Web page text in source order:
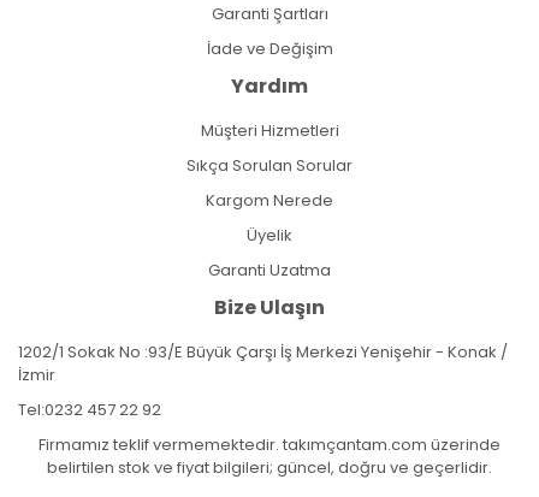
Garanti Şartları
İade ve Değişim
Yardım
Müşteri Hizmetleri
Sıkça Sorulan Sorular
Kargom Nerede
Üyelik
Garanti Uzatma
Bize Ulaşın
1202/1 Sokak No :93/E Büyük Çarşı İş Merkezi Yenişehir - Konak /
İzmir
Tel:0232 457 22 92
Firmamız teklif vermemektedir. takımçantam.com üzerinde
belirtilen stok ve fiyat bilgileri; güncel, doğru ve geçerlidir.